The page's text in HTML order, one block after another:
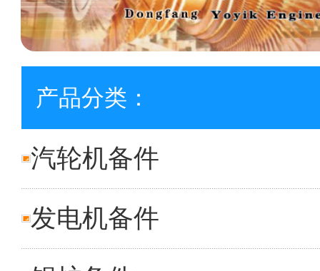
产品分类：
汽轮机备件
发电机备件